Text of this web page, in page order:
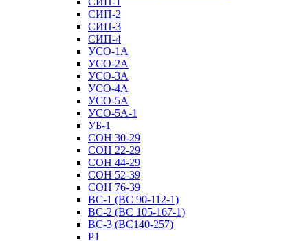
СИП-2
СИП-3
СИП-4
УСО-1А
УСО-2А
УСО-3А
УСО-4А
УСО-5А
УСО-5А-1
УБ-1
СОН 30-29
СОН 22-29
СОН 44-29
СОН 52-39
СОН 76-39
ВС-1 (ВС 90-112-1)
ВС-2 (ВС 105-167-1)
ВС-3 (ВС140-257)
Р1